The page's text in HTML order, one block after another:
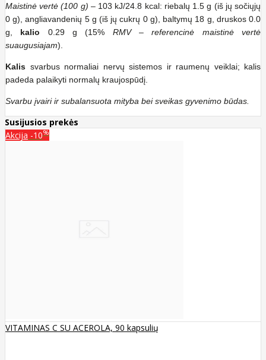
Maistinė vertė (100 g) – 103 kJ/24.8 kcal: riebalų 1.5 g (iš jų sočiųjų
0 g), angliavandenių 5 g (iš jų cukrų 0 g), baltymų 18 g, druskos 0.0
g, kalio 0.29 g (15% RMV – referencinė maistinė vertė
suaugusiajam).
Kalis svarbus normaliai nervų sistemos ir raumenų veiklai; kalis
padeda palaikyti normalų kraujospūdį.
Svarbu įvairi ir subalansuota mityba bei sveikas gyvenimo būdas.
Susijusios prekės
Akcija -10%
VITAMINAS C SU ACEROLA, 90 kapsulių